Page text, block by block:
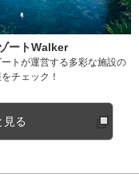
ートWalker
トが運営する多彩な施設の
チェック！
見る